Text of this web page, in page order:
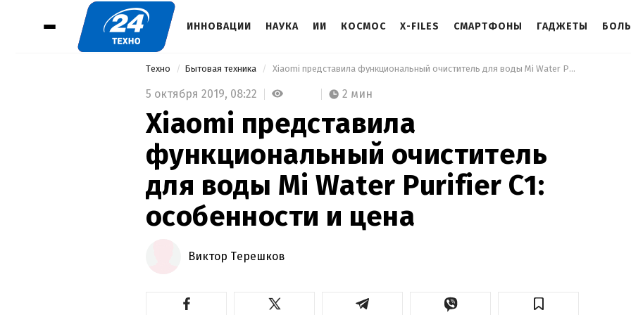
ИННОВАЦИИ НАУКА ИИ КОСМОС X-FILES СМАРТФОНЫ ГАДЖЕТЫ
Техно Бытовая техника Xiaomi представила функциональный очиститель для воды Mi Water Purifier C1: особенности и цена
5 октября 2019, 08:22 2 мин
Xiaomi представила
функциональный очиститель
для воды Mi Water Purifier C1:
особенности и цена
Виктор Терешков